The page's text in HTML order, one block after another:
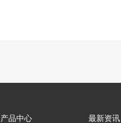
产品中心 最新资讯